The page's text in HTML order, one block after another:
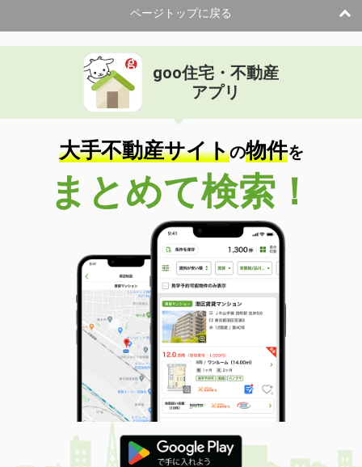
ページトップに戻る
goo住宅・不動産
アプリ
大手不動産サイトの物件を
まとめて検索！